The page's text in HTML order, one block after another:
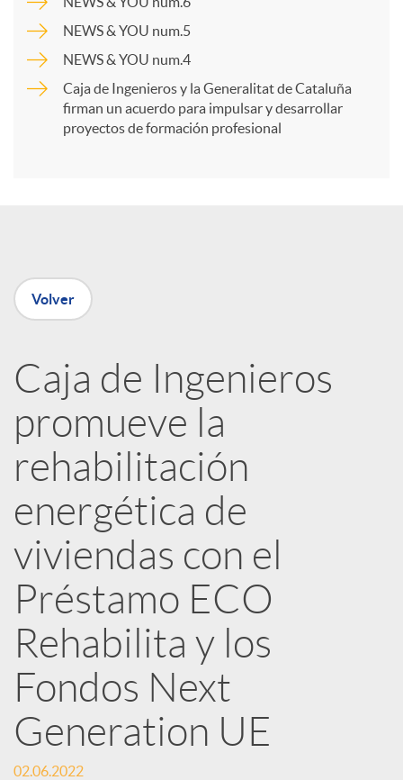
r
e
R
e
d
e
s
S
o
NEWS & YOU num.5
NEWS & YOU num.4
Caja de Ingenieros y la Generalitat de Cataluña
firman un acuerdo para impulsar y desarrollar
proyectos de formación profesional
Volver
Caja de Ingenieros
promueve la
rehabilitación
energética de
viviendas con el
Préstamo ECO
Rehabilita y los
Fondos Next
Generation UE
02.06.2022